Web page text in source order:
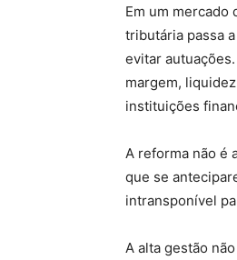
Em um mercado
tributária passa
evitar
margem,
instituições
A reforma não é
que se
intransponível
A alta gestão